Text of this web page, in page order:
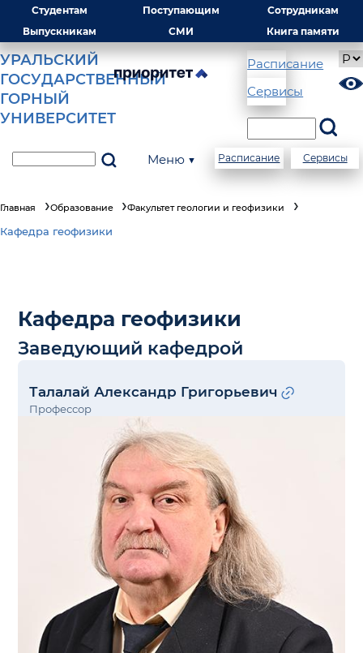
Студентам Поступающим
Сотрудникам
Выпускникам
СМИ Книга памяти
УРАЛЬСКИЙ
ГОСУДАРСТВЕННЫЙ
ГОРНЫЙ
УНИВЕРСИТЕТ
Расписание
Сервисы
Меню ▼ Расписание Сервисы
Главная Образование Факультет геологии и геофизики
Кафедра геофизики
Кафедра геофизики
Заведующий кафедрой
Талалай Александр Григорьевич
Профессор